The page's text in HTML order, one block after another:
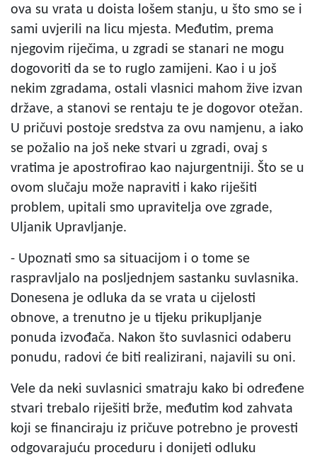
ova su vrata u doista lošem stanju, u što smo se i
sami uvjerili na licu mjesta. Međutim, prema
njegovim riječima, u zgradi se stanari ne mogu
dogovoriti da se to ruglo zamijeni. Kao i u još
nekim zgradama, ostali vlasnici mahom žive izvan
države, a stanovi se rentaju te je dogovor otežan.
U pričuvi postoje sredstva za ovu namjenu, a iako
se požalio na još neke stvari u zgradi, ovaj s
vratima je apostrofirao kao najurgentniji. Što se u
ovom slučaju može napraviti i kako riješiti
problem, upitali smo upravitelja ove zgrade,
Uljanik Upravljanje.
- Upoznati smo sa situacijom i o tome se
raspravljalo na posljednjem sastanku suvlasnika.
Donesena je odluka da se vrata u cijelosti
obnove, a trenutno je u tijeku prikupljanje
ponuda izvođača. Nakon što suvlasnici odaberu
ponudu, radovi će biti realizirani, najavili su oni.
Vele da neki suvlasnici smatraju kako bi određene
stvari trebalo riješiti brže, međutim kod zahvata
koji se financiraju iz pričuve potrebno je provesti
odgovarajuću proceduru i donijeti odluku